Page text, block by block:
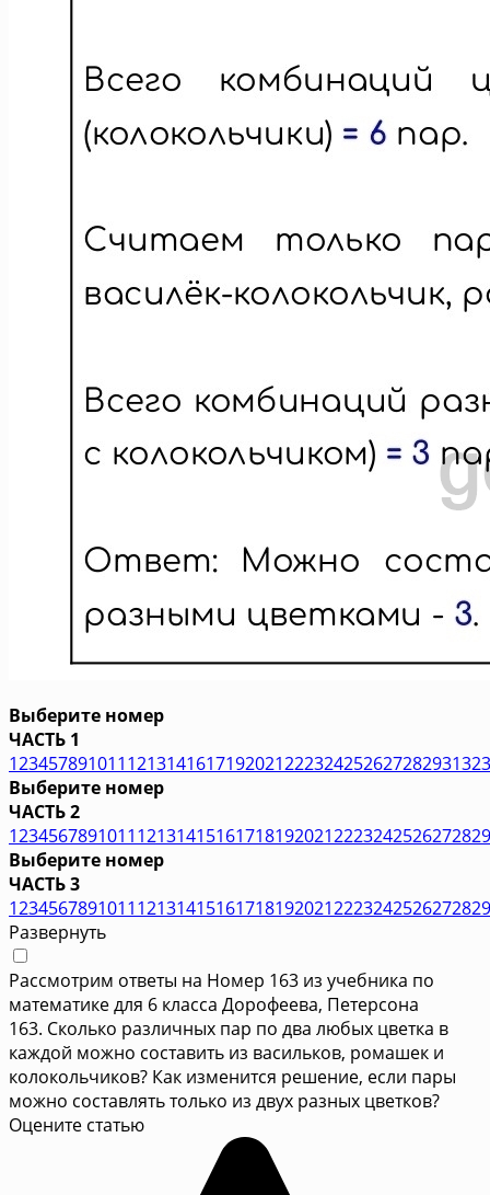
Выберите номер
ЧАСТЬ 1
123457891011121314161719202122232425262728293132
Выберите номер
ЧАСТЬ 2
1234567891011121314151617181920212223242526272829
Выберите номер
ЧАСТЬ 3
1234567891011121314151617181920212223242526272829
Развернуть
Рассмотрим ответы на Номер 163 из учебника по
математике для 6 класса Дорофеева, Петерсона
163. Сколько различных пар по два любых цветка в
каждой можно составить из васильков, ромашек и
колокольчиков? Как изменится решение, если пары
можно составлять только из двух разных цветков?
Оцените статью